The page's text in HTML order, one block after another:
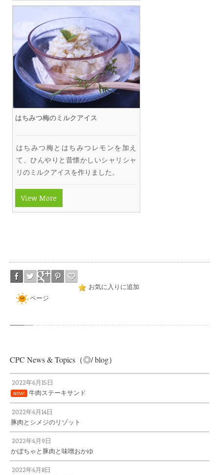
はちみつ梅のミルクアイス
はちみつ梅とはちみつレモンを加え
て、ひんやりと昔懐かしいシャリシャ
リのミルクアイスを作りました。
View More
お気に入りに追加
ページ
CPC News & Topics（◎/ blog）
2022年6月15日
NEW! 牛肉ステーキサンド
2022年6月14日
豚肉とシメジのリゾット
2022年6月9日
かぼちゃと豚肉と味噌おかゆ
2022年6月8日